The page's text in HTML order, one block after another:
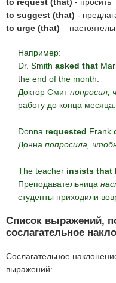
to suggest (that) -
to urge (that) –
Например:
Dr. Smith asked that
the end of the month.
Доктор Смитпопросил,
работу до конца месяца.
Donna requested Frank
Донна попросила,
The teacher insists that
Преподавательница
студенты приходили
Список выражений,
сослагательное
Сослагательное
выражений: